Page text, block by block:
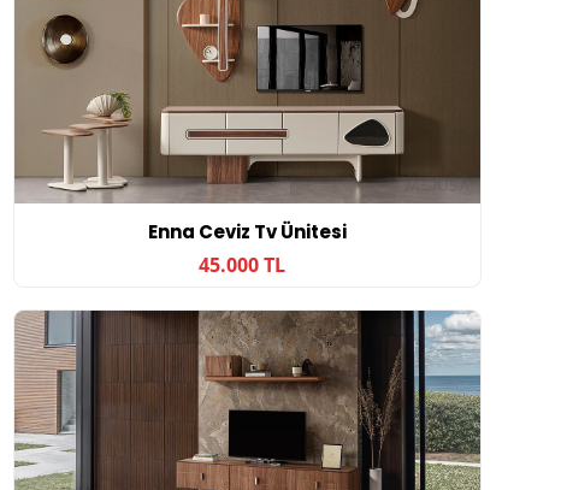
Enna Ceviz Tv Ünitesi
45.000 TL